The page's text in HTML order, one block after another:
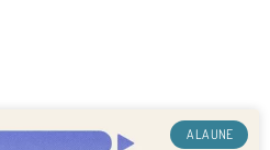
A LA UNE